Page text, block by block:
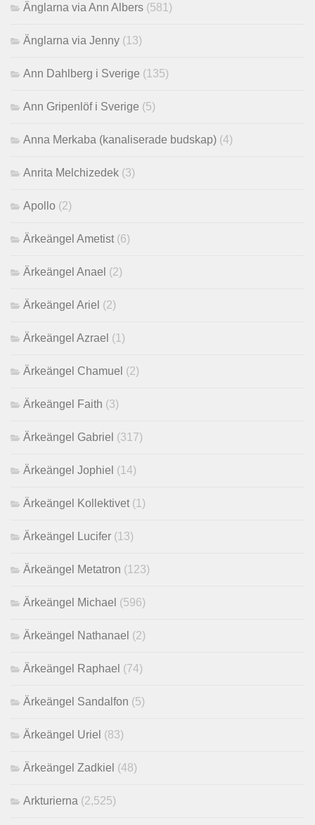
Änglarna via Ann Albers (581)
Änglarna via Jenny (13)
Ann Dahlberg i Sverige (135)
Ann Gripenlöf i Sverige (5)
Anna Merkaba (kanaliserade budskap) (4)
Anrita Melchizedek (3)
Apollo (2)
Ärkeängel Ametist (6)
Ärkeängel Anael (2)
Ärkeängel Ariel (2)
Ärkeängel Azrael (1)
Ärkeängel Chamuel (2)
Ärkeängel Faith (3)
Ärkeängel Gabriel (317)
Ärkeängel Jophiel (14)
Ärkeängel Kollektivet (1)
Ärkeängel Lucifer (13)
Ärkeängel Metatron (123)
Ärkeängel Michael (596)
Ärkeängel Nathanael (2)
Ärkeängel Raphael (74)
Ärkeängel Sandalfon (5)
Ärkeängel Uriel (83)
Ärkeängel Zadkiel (48)
Arkturierna (2,525)